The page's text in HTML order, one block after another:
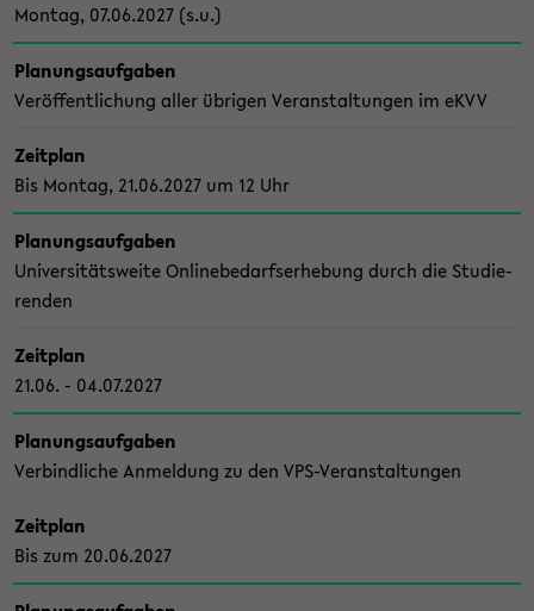
Mon­tag, 07.06.2027 (s.u.)
Pla­nungs­auf­ga­ben
Ver­öf­fent­li­chung aller üb­ri­gen Ver­an­stal­tun­gen im eKVV
Zeit­plan
Bis Mon­tag, 21.06.2027 um 12 Uhr
Pla­nungs­auf­ga­ben
Uni­ver­si­täts­wei­te On­line­be­darfs­er­he­bung durch die Stu­die­
ren­den
Zeit­plan
21.06. - 04.07.2027
Pla­nungs­auf­ga­ben
Ver­bind­li­che An­mel­dung zu den VPS-​Veranstaltungen
Zeit­plan
Bis zum 20.06.2027